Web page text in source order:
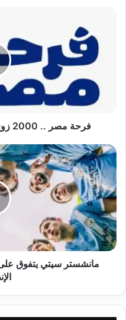
أسبوع
فرحة مصر .. 2000 زوج مستقبلي في أسبوع واحد
مانشستر
سيتي
يتفوق
على
سالفورد
بثنائية بكأس
الإتحاد
الإنجليزي
مانشستر سيتي يتفوق على